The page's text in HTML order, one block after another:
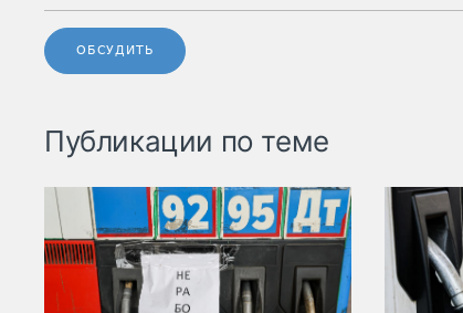
ОБСУДИТЬ
Публикации по теме